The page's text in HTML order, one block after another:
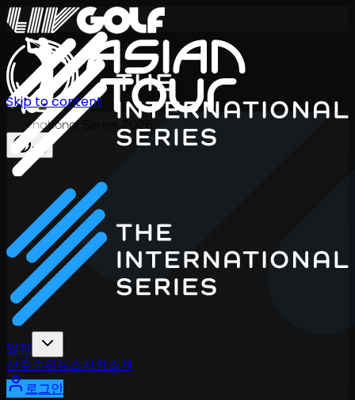
International Series 2026
KO
일정
선수순위 뉴스시청소개
로그인
Skip to content